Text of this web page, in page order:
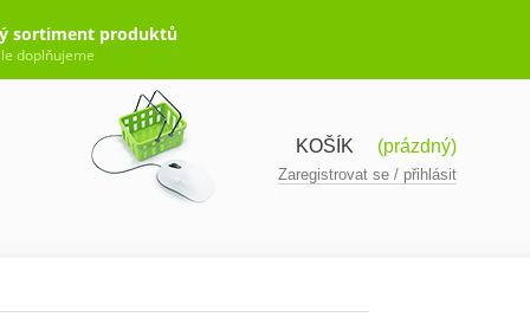
sortiment produktů
doplňujeme
KOŠÍK (prázdný)
Zaregistrovat se / přihlásit